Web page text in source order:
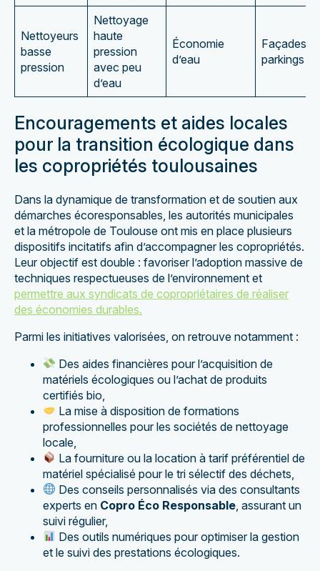
Nettoyeurs
basse
pression
Nettoyage
haute
pression
avec peu
d’eau
Économie
d’eau
Façades,
parkings
Encouragements et aides locales
pour la transition écologique dans
les copropriétés toulousaines
Dans la dynamique de transformation et de soutien aux
démarches écoresponsables, les autorités municipales
et la métropole de Toulouse ont mis en place plusieurs
dispositifs incitatifs afin d’accompagner les copropriétés.
Leur objectif est double : favoriser l’adoption massive de
techniques respectueuses de l’environnement et
permettre aux syndicats de copropriétaires de réaliser
des économies durables.
Parmi les initiatives valorisées, on retrouve notamment :
Des aides financières pour l’acquisition de
matériels écologiques ou l’achat de produits
certifiés bio,
La mise à disposition de formations
professionnelles pour les sociétés de nettoyage
locale,
La fourniture ou la location à tarif préférentiel de
matériel spécialisé pour le tri sélectif des déchets,
Des conseils personnalisés via des consultants
experts en Copro Éco Responsable , assurant un
suivi régulier,
Des outils numériques pour optimiser la gestion
et le suivi des prestations écologiques.